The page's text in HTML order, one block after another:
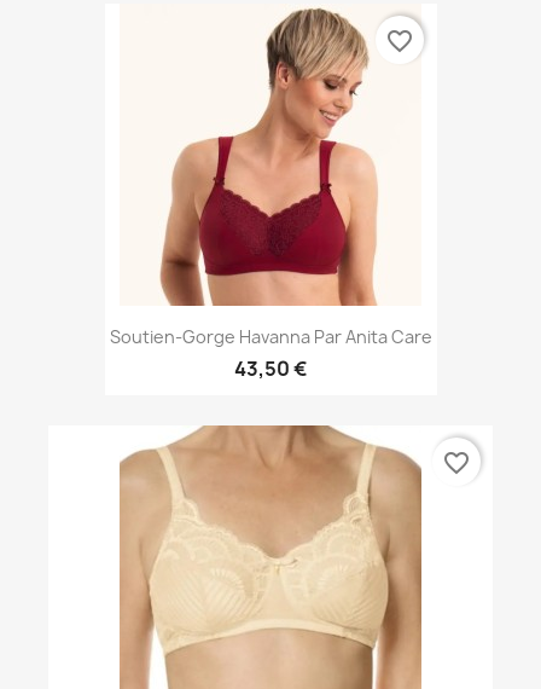
Soutien-Gorge Havanna Par Anita Care
43,50 €
favorite_border
favorite_border